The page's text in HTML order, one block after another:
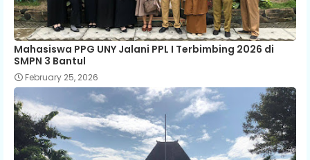
Mahasiswa PPG UNY Jalani PPL I Terbimbing 2026 di
SMPN 3 Bantul
February 25, 2026